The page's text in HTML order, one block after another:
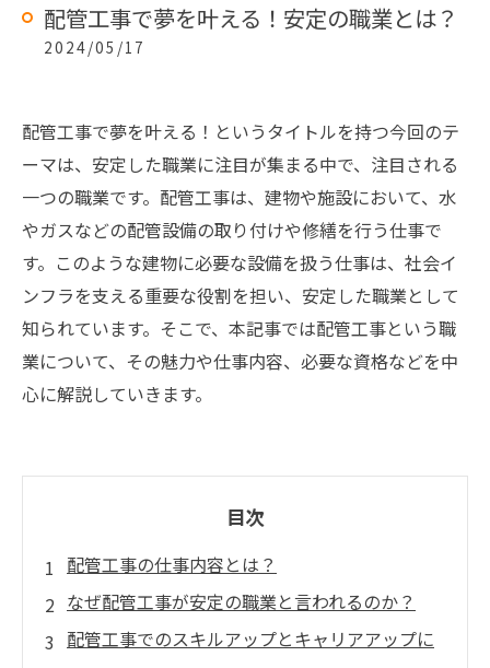
配管工事で夢を叶える！安定の職業とは？
2024/05/17
配管工事で夢を叶える！というタイトルを持つ今回のテ
ーマは、安定した職業に注目が集まる中で、注目される
一つの職業です。配管工事は、建物や施設において、水
やガスなどの配管設備の取り付けや修繕を行う仕事で
す。このような建物に必要な設備を扱う仕事は、社会イ
ンフラを支える重要な役割を担い、安定した職業として
知られています。そこで、本記事では配管工事という職
業について、その魅力や仕事内容、必要な資格などを中
心に解説していきます。
目次
配管工事の仕事内容とは？
なぜ配管工事が安定の職業と言われるのか？
配管工事でのスキルアップとキャリアアップに